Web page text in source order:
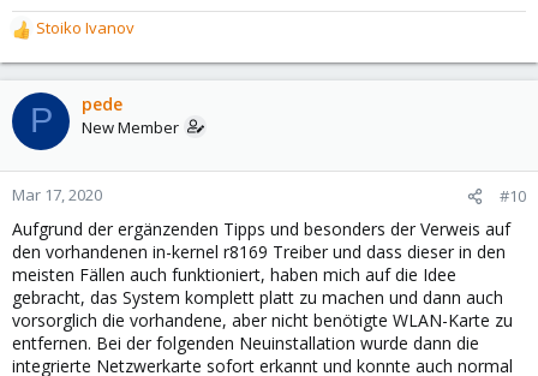
R
e
a
c
t
o
n
:
Stoiko Ivanov
P pede
New Member
Mar 17, 2020 #10
Aufgrund der ergänzenden Tipps und besonders der Verweis auf
den vorhandenen in-kernel r8169 Treiber und dass dieser in den
meisten Fällen auch funktioniert, haben mich auf die Idee
gebracht, das System komplett platt zu machen und dann auch
vorsorglich die vorhandene, aber nicht benötigte WLAN-Karte zu
entfernen. Bei der folgenden Neuinstallation wurde dann die
integrierte Netzwerkarte sofort erkannt und konnte auch normal